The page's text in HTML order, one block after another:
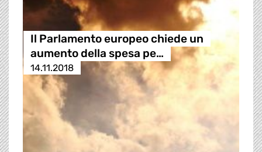
Il Parlamento europeo chiede un
aumento della spesa pe…
14.11.2018